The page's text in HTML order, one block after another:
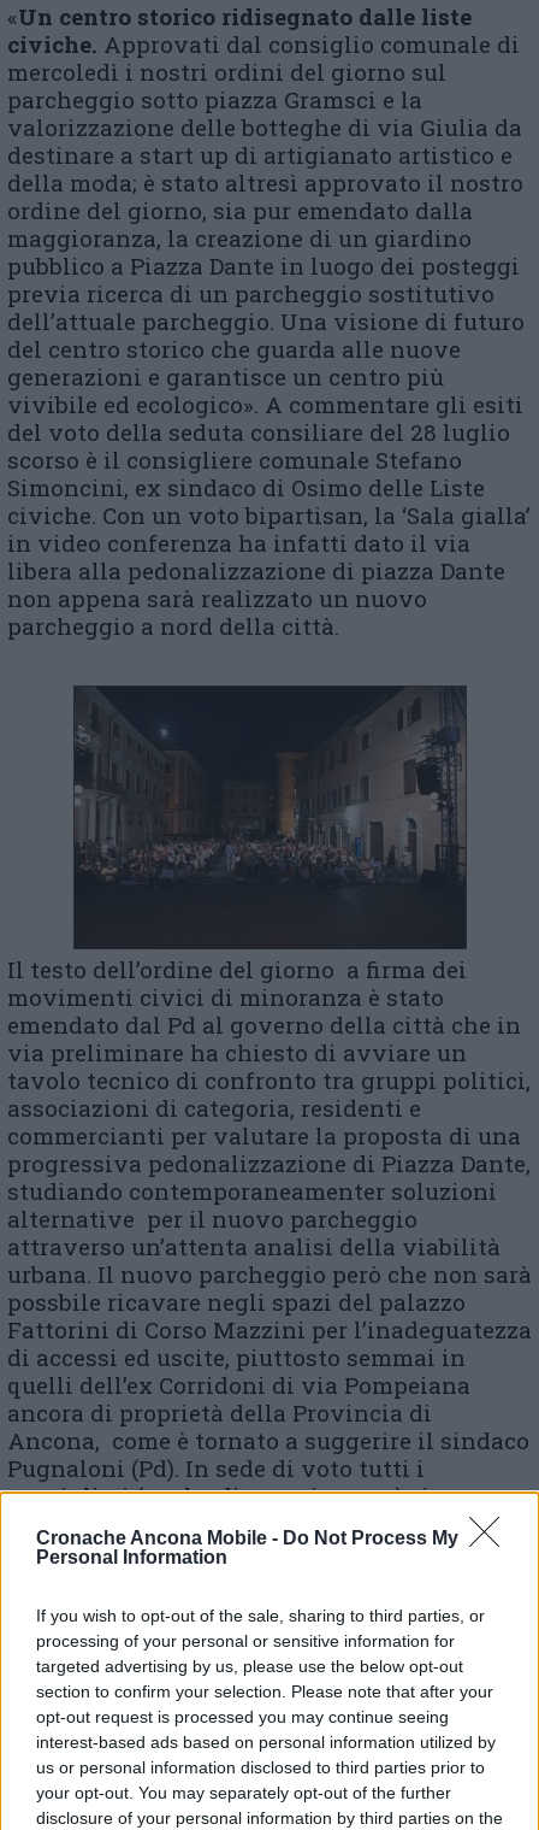
Cronache Ancona Mobile - Do Not Process My
Personal Information
If you wish to opt-out of the sale, sharing to third parties, or
processing of your personal or sensitive information for
targeted advertising by us, please use the below opt-out
section to confirm your selection. Please note that after your
opt-out request is processed you may continue seeing
interest-based ads based on personal information utilized by
us or personal information disclosed to third parties prior to
your opt-out. You may separately opt-out of the further
disclosure of your personal information by third parties on the
«Un centro storico ridisegnato dalle liste
civiche. Approvati dal consiglio comunale di
mercoledì i nostri ordini del giorno sul
parcheggio sotto piazza Gramsci e la
valorizzazione delle botteghe di via Giulia da
destinare a start up di artigianato artistico e
della moda; è stato altresì approvato il nostro
ordine del giorno, sia pur emendato dalla
maggioranza, la creazione di un giardino
pubblico a Piazza Dante in luogo dei posteggi
previa ricerca di un parcheggio sostitutivo
dell’attuale parcheggio. Una visione di futuro
del centro storico che guarda alle nuove
generazioni e garantisce un centro più
vivibile ed ecologico». A commentare gli esiti
del voto della seduta consiliare del 28 luglio
scorso è il consigliere comunale Stefano
Simoncini, ex sindaco di Osimo delle Liste
civiche. Con un voto bipartisan, la ‘Sala gialla’
in video conferenza ha infatti dato il via
libera alla pedonalizzazione di piazza Dante
non appena sarà realizzato un nuovo
parcheggio a nord della città.
Il testo dell’ordine del giorno a firma dei
movimenti civici di minoranza è stato
emendato dal Pd al governo della città che in
via preliminare ha chiesto di avviare un
tavolo tecnico di confronto tra gruppi politici,
associazioni di categoria, residenti e
commercianti per valutare la proposta di una
progressiva pedonalizzazione di Piazza Dante,
studiando contemporaneamenter soluzioni
alternative per il nuovo parcheggio
attraverso un’attenta analisi della viabilità
urbana. Il nuovo parcheggio però che non sarà
possbile ricavare negli spazi del palazzo
Fattorini di Corso Mazzini per l’inadeguatezza
di accessi ed uscite, piuttosto semmai in
quelli dell’ex Corridoni di via Pompeiana
ancora di proprietà della Provincia di
Ancona, come è tornato a suggerire il sindaco
Pugnaloni (Pd). In sede di voto tutti i
consiglieri (anche di maggioranza) si sono
espressi con un sì, fatta eccezione per il
consigliere di minoranza della Lega Alberto
invece all’unanimità sempre con un
emendamento del Pd l’altro odg presentato
dalla Liste civiche sul parcheggio sotterraneo
in piazza Gramsci a margine di Piazza Nuova
e la valorizzazione delle botteghe artigiane di
via Giulia. Il Pd ha modificato il testo
introducendo il concetto che la proposta
impegna il Comune ad analizzare la fattibilità